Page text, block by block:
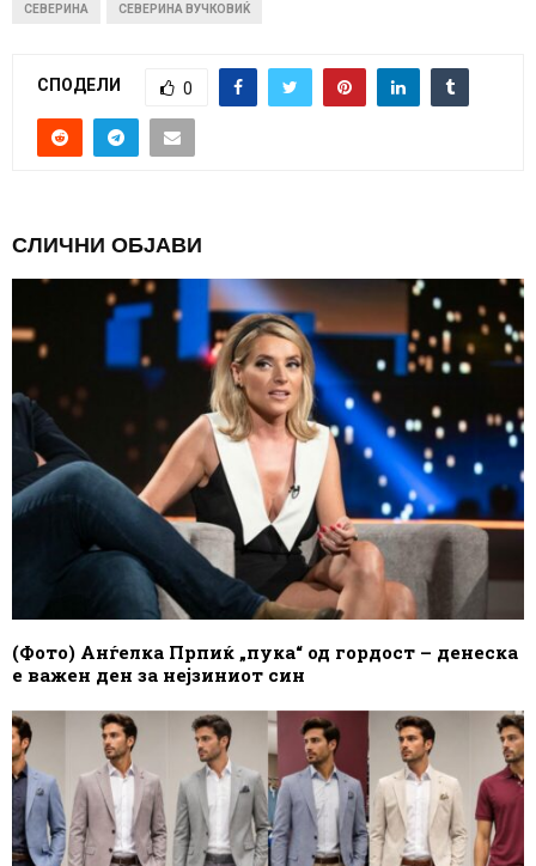
СЕВЕРИНА СЕВЕРИНА ВУЧКОВИЌ
СПОДЕЛИ 0
СЛИЧНИ ОБЈАВИ
(Фото) Анѓелка Прпиќ „пука“ од гордост – денеска
е важен ден за нејзиниот син